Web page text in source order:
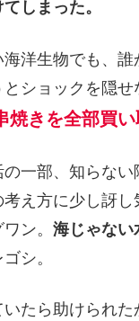
しまった。
洋生物でも、
ショックを隠
焼きを全部買
一部、知らな
え方に少し訝
ン。 海じゃない
シ。
たら助けられ